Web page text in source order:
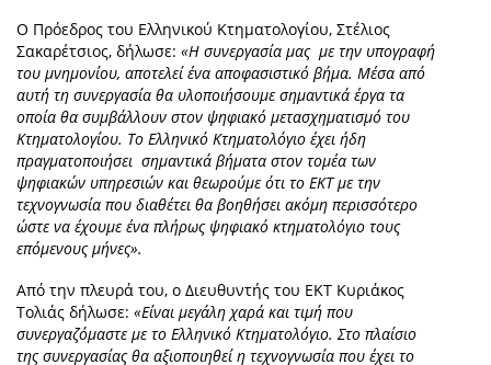
Ο Πρόεδρος του Ελληνικού Κτηματολογίου, Στέλιος
Σακαρέτσιος, δήλωσε: «H συνεργασία μας με την υπογραφή
του μνημονίου, αποτελεί ένα αποφασιστικό βήμα. Μέσα από
αυτή τη συνεργασία θα υλοποιήσουμε σημαντικά έργα τα
οποία θα συμβάλλουν στον ψηφιακό μετασχηματισμό του
Κτηματολογίου. Το Ελληνικό Κτηματολόγιο έχει ήδη
πραγματοποιήσει σημαντικά βήματα στον τομέα των
ψηφιακών υπηρεσιών και θεωρούμε ότι το ΕΚΤ με την
τεχνογνωσία που διαθέτει θα βοηθήσει ακόμη περισσότερο
ώστε να έχουμε ένα πλήρως ψηφιακό κτηματολόγιο τους
επόμενους μήνες».
Από την πλευρά του, ο Διευθυντής του ΕΚΤ Κυριάκος
Τολιάς δήλωσε: «Είναι μεγάλη χαρά και τιμή που
συνεργαζόμαστε με το Ελληνικό Κτηματολόγιο. Στο πλαίσιο
της συνεργασίας θα αξιοποιηθεί η τεχνογνωσία που έχει το